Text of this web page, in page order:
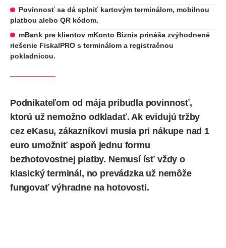
Povinnosť sa dá splniť kartovým terminálom, mobilnou
platbou alebo QR kódom.
mBank pre klientov mKonto Biznis prináša zvýhodnené
riešenie FiskalPRO s terminálom a registračnou
pokladnicou.
Podnikateľom od mája pribudla povinnosť,
ktorú už nemožno odkladať. Ak evidujú tržby
cez eKasu, zákazníkovi musia pri nákupe nad 1
euro umožniť aspoň jednu formu
bezhotovostnej platby. Nemusí ísť vždy o
klasický terminál, no prevádzka už nemôže
fungovať výhradne na hotovosti.